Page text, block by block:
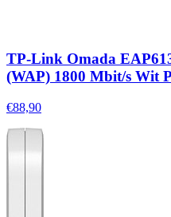
TP-Link Omada
(WAP) 1800 Mbit/s Wit
€88,90